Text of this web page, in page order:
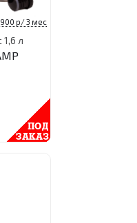
900 р/ 3 мес
л